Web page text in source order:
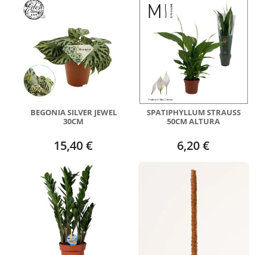
BEGONIA SILVER JEWEL
30CM
15,40 €
SPATIPHYLLUM STRAUSS
50CM ALTURA
6,20 €